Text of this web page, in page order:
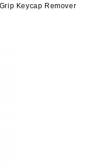
Keycap Remover